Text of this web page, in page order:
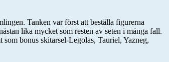
Tanken var först att beställa figurerna
lika mycket som resten av seten i många fall.
bonus skitarsel-Legolas, Tauriel, Yazneg,